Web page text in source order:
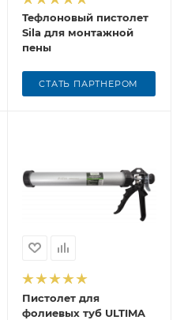
Тефлоновый пистолет
Sila для монтажной
пены
СТАТЬ ПАРТНЕРОМ
Пистолет для
фолиевых туб ULTIMA